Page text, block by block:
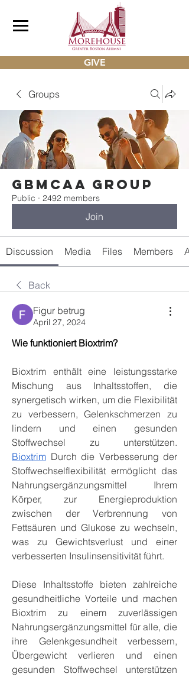
GIVE
Groups
gbmcaa Group
Public · 2492 members
Join
Discussion Media Files Members
Back
Figur betrug
April 27, 2024
Wie funktioniert Bioxtrim?
Bioxtrim enthält eine leistungsstarke
Mischung aus Inhaltsstoffen, die
synergetisch wirken, um die Flexibilität
zu verbessern, Gelenkschmerzen zu
lindern und einen gesunden
Bioxtrim Durch die Verbesserung der
Stoffwechselflexibilität ermöglicht das
Nahrungsergänzungsmittel Ihrem
Körper, zur Energieproduktion
zwischen der Verbrennung von
Fettsäuren und Glukose zu wechseln,
was zu Gewichtsverlust und einer
verbesserten Insulinsensitivität führt.
Diese Inhaltsstoffe bieten zahlreiche
gesundheitliche Vorteile und machen
Bioxtrim zu einem zuverlässigen
Nahrungsergänzungsmittel für alle, die
ihre Gelenkgesundheit verbessern,
Übergewicht verlieren und einen
gesunden Stoffwechsel unterstützen